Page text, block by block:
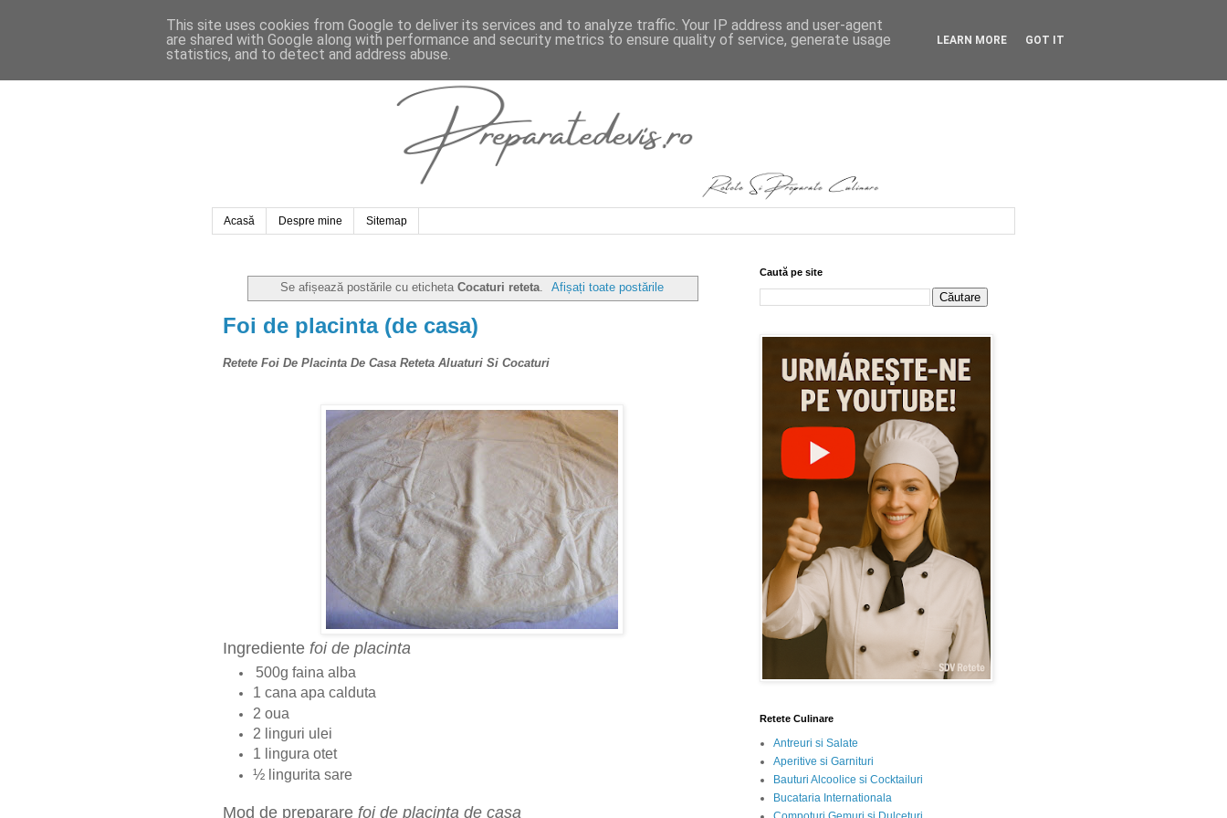
Acasă Despre mine Sitemap
Se afișează postările cu eticheta Cocaturi reteta. Afișați toate postările
Foi de placinta (de casa)
Retete Foi De Placinta De Casa Reteta Aluaturi Si Cocaturi
Ingrediente foi de placinta
500g faina alba
1 cana apa calduta
2 oua
2 linguri ulei
1 lingura otet
½ lingurita sare
Mod de preparare foi de placinta de casa
Caută pe site
Retete Culinare
Antreuri si Salate
Aperitive si Garnituri
Bauturi Alcoolice si Cocktailuri
Bucataria Internationala
This site uses cookies from Google to deliver its services and to analyze traffic. Your IP address and user-agent
are shared with Google along with performance and security metrics to ensure quality of service, generate usage
statistics, and to detect and address abuse.
LEARN MORE GOT IT